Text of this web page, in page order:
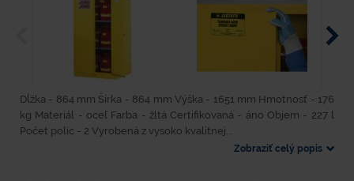
Dĺžka - 864 mm Šírka - 864 mm Výška - 1651 mm Hmotnosť - 176
kg Materiál - oceľ Farba - žltá Certifikovaná - áno Objem - 227 l
Počet políc - 2 Vyrobená z vysoko kvalitnej...
Zobraziť celý popis